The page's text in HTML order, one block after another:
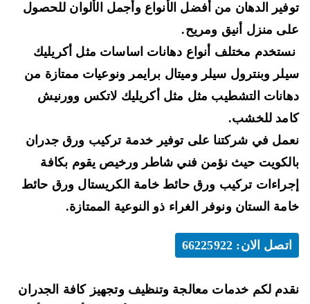
الألوانالدهان من أفضل الأنواع وأجمل الألوان للحصول
منزل أنيق ومريح.
مختلف أنواع دهانات اساسات مثلأكريليك
وبنترول سيلر وميتال برايمر ونوعيات ممتازة من
التشطيب مثل مثلأكريليك لاتكس وورنيش
للخشب.
في شركتنا على توفير خدمة تركيب ورق جدران
حيث نؤمن فني شاطر ورخيص يقوم بكافة
تركيبورق حائط خامة الكريستال ورق حائط
الستانونوفر الغراء ذو النوعية الممتازة.
اتصل الان: 66225922
لكم خدماتمعالجة وتنظيف وتجهيز كافة الجدران